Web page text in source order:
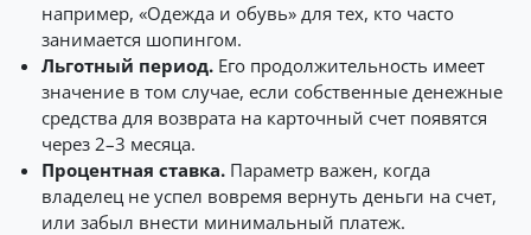
например, «Одежда и обувь» для тех, кто часто
занимается шопингом.
Льготный период. Его продолжительность имеет
значение в том случае, если собственные денежные
средства для возврата на карточный счет появятся
через 2–3 месяца.
Процентная ставка. Параметр важен, когда
владелец не успел вовремя вернуть деньги на счет,
или забыл внести минимальный платеж.